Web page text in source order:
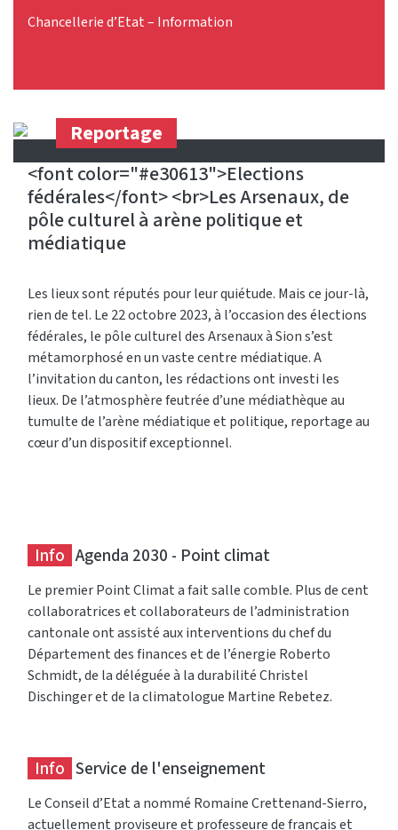
Chancellerie d’Etat – Information
Reportage
<font color="#e30613">Elections
fédérales</font> <br>Les Arsenaux, de
pôle culturel à arène politique et
médiatique
Les lieux sont réputés pour leur quiétude. Mais ce jour-là,
rien de tel. Le 22 octobre 2023, à l’occasion des élections
fédérales, le pôle culturel des Arsenaux à Sion s’est
métamorphosé en un vaste centre médiatique. A
l’invitation du canton, les rédactions ont investi les
lieux. De l’atmosphère feutrée d’une médiathèque au
tumulte de l’arène médiatique et politique, reportage au
cœur d’un dispositif exceptionnel.
Info Agenda 2030 - Point climat
Le premier Point Climat a fait salle comble. Plus de cent
collaboratrices et collaborateurs de l’administration
cantonale ont assisté aux interventions du chef du
Département des finances et de l’énergie Roberto
Schmidt, de la déléguée à la durabilité Christel
Dischinger et de la climatologue Martine Rebetez.
Info Service de l'enseignement
Le Conseil d’Etat a nommé Romaine Crettenand-Sierro,
actuellement proviseure et professeure de français et